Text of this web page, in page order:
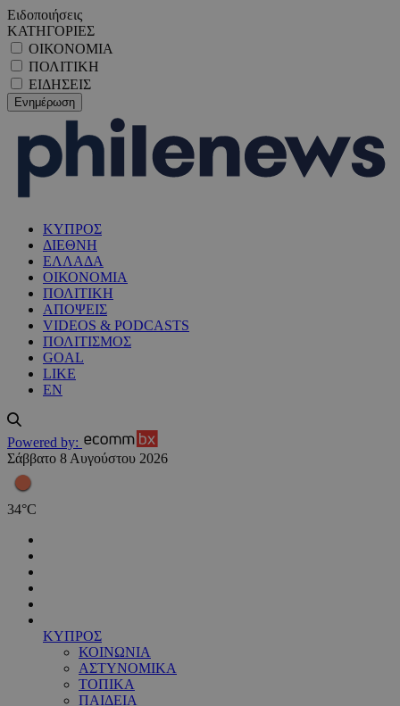
Ειδοποιήσεις
ΚΑΤΗΓΟΡΙΕΣ
ΟΙΚΟΝΟΜΙΑ
ΠΟΛΙΤΙΚΗ
ΕΙΔΗΣΕΙΣ
ΚΥΠΡΟΣ
ΔΙΕΘΝΗ
ΕΛΛΑΔΑ
ΟΙΚΟΝΟΜΙΑ
ΠΟΛΙΤΙΚΗ
ΑΠΟΨΕΙΣ
VIDEOS & PODCASTS
ΠΟΛΙΤΙΣΜΟΣ
GOAL
LIKE
EN
Powered by:
Σάββατο 8 Αυγούστου 2026
34°C
ΚΥΠΡΟΣ
ΚΟΙΝΩΝΙΑ
ΑΣΤΥΝΟΜΙΚΑ
ΤΟΠΙΚΑ
ΠΑΙΔΕΙΑ